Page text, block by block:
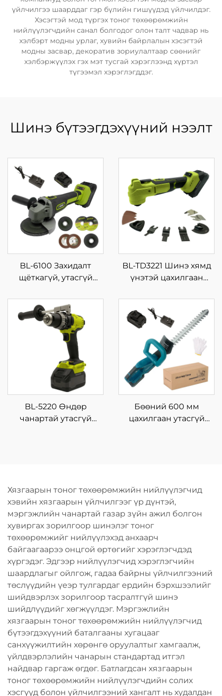
үйлчилгээ шаарддаг гэр бүлийн гишүүдэд үйлчилдэг.
Хэсэгтэй мод түргэх тоног төхөөрөмжийн
нийлүүлэгчдийн санал болгодог олон талт чадвар нь
хэлбэрт модны урлаг, хувийн байрлалын хэсэгтэй
модны засвар, декоратив зориулалтаар сөөнийг
хэлбэржүүлэх гэх мэт тусгай хэрэглээнд хүртэл
түгээмэл хэрэглэгддэг.
Шинэ бүтээгдэхүүний нээлт
BL-6100 Захидалт
щёткагүй, утасгүй
зүйлтэй жижиг машин,
аксессуар: өнцгийн
шлифмашин
BL-TD3221 Шинэ хямд
үнэтэй цахилгаан
багц, утасгүй хэрэгсэл,
дриль, машин, гарын
түрхүүрийн хэрэгсэл
BL-5220 Өндөр
чанартай утасгүй
ашиглах зориулалтын
хэрэгсэл
Бөөний 600 мм
цахилгаан утасгүй
хэрэгсэл
Хязгаарын тоног төхөөрөмжийн нийлүүлэгчид
хэвийн хязгаарын үйлчилгээг үр дүнтэй,
мэргэжлийн чанартай газар зүйн ажил болгон
хувиргах зорилгоор шинэлэг тоног
төхөөрөмжийг нийлүүлэхэд анхаарч
байгаагаарээ онцгой өртөгийг хэрэглэгчдэд
хүргэдэг. Эдгээр нийлүүлэгчид хэрэглэгчийн
шаардлагыг ойлгож, гадаа байрны үйлчилгээний
төслүүдийн үеэр тулгардаг ердийн бэрхшээлийг
шийдвэрлэх зорилгоор тасралтгүй шинэ
шийдлүүдийг хөгжүүлдэг. Мэргэжлийн
хязгаарын тоног төхөөрөмжийн нийлүүлэгчид
бүтээгдэхүүний баталгааны хугацааг
санхүүжилтийн хөрөнгө оруулалтыг хамгаалж,
үйлдвэрлэлийн чанарын стандартад итгэл
найдвар гаргаж өгдөг. Батлагдсан хязгаарын
тоног төхөөрөмжийн нийлүүлэгчдийн солих
хэсгүүд болон үйлчилгээний хангалт нь худалдан